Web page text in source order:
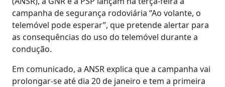
campanha de segurança rodoviária “Ao volante, o
telemóvel pode esperar”, que pretende alertar para
as consequências do uso do telemóvel durante a
condução.
Em comunicado, a ANSR explica que a campanha vai
prolongar-se até dia 20 de janeiro e tem a primeira